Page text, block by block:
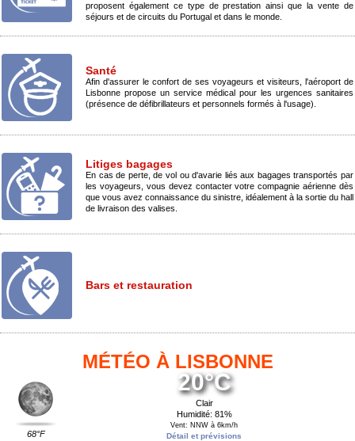
proposent également ce type de prestation ainsi que la vente de
séjours et de circuits du Portugal et dans le monde.
Santé
Afin d'assurer le confort de ses voyageurs et visiteurs, l'aéroport de
Lisbonne propose un service médical pour les urgences sanitaires
(présence de défibrillateurs et personnels formés à l'usage).
Litiges bagages
En cas de perte, de vol ou d'avarie liés aux bagages transportés par
les voyageurs, vous devez contacter votre compagnie aérienne dès
que vous avez connaissance du sinistre, idéalement à la sortie du hall
de livraison des valises.
Bars et restauration
MÉTÉO À LISBONNE
68°F
20°C
Clair
Humidité: 81%
Vent: NNW à 6km/h
Détail et prévisions